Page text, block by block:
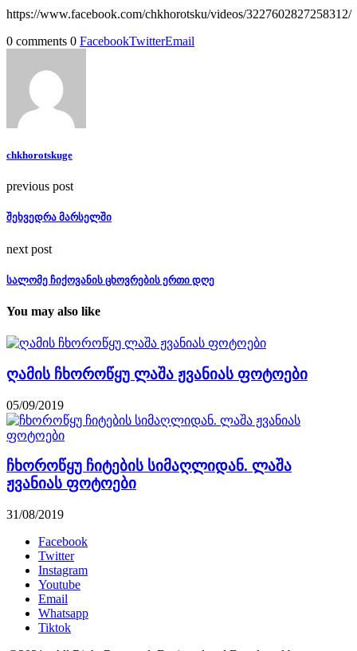
https://www.facebook.com/chkhorotsku/videos/3227602827258312/
0 comments 0 FacebookTwitterEmail
chkhorotskuge
previous post
შეხვედრა მარსელში
next post
სალომე ჩიქოვანის ცხოვრების ერთი დღე
You may also like
ღამის ჩხოროწყუ ლაშა ჟვანიას ფოტოები
05/09/2019
ჩხოროწყუ ჩიტების სიმაღლიდან. ლაშა
ჟვანიას ფოტოები
31/08/2019
Facebook
Twitter
Instagram
Youtube
Email
Whatsapp
Tiktok